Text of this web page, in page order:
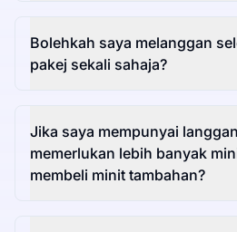
Bolehkah saya melanggan
pakej sekali sahaja?
Jika saya mempunyai
memerlukan lebih banyak
membeli minit tambahan?